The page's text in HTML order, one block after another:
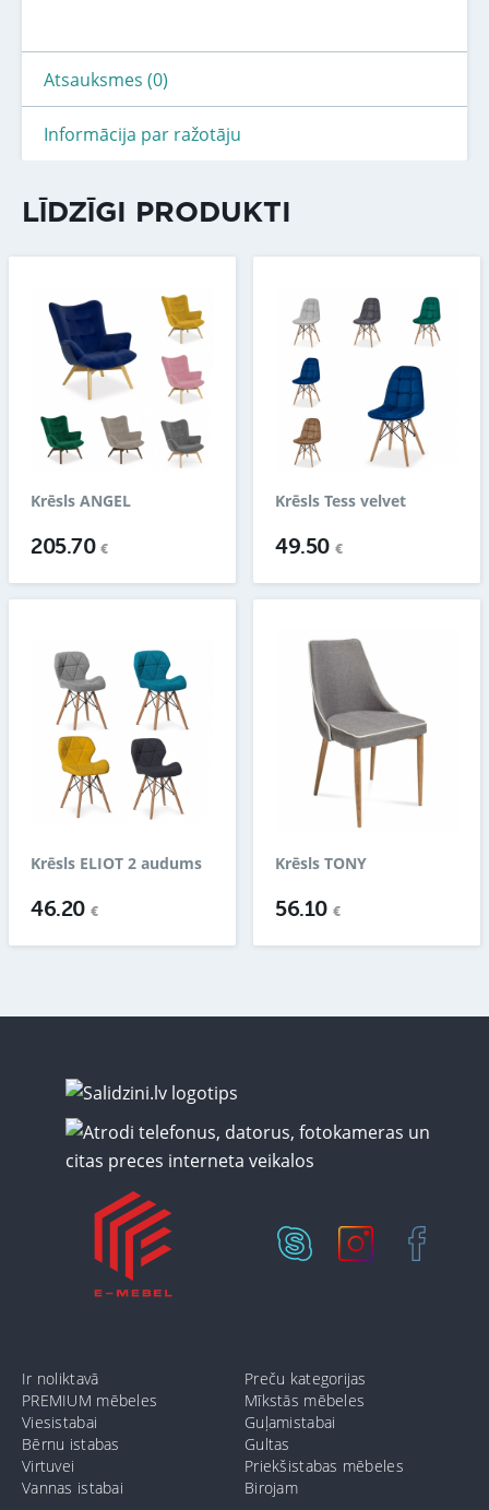
Atsauksmes (0)
Informācija par ražotāju
LĪDZĪGI PRODUKTI
Krēsls ANGEL
205.70€
Krēsls Tess velvet
49.50 €
Krēsls ELIOT 2 audums
46.20 €
Krēsls TONY
56.10 €
Ir noliktavā
Preču kategorijas
PREMIUM mēbeles
Mīkstās mēbeles
Viesistabai
Guļamistabai
Bērnu istabas
Gultas
Virtuvei
Priekšistabas mēbeles
Vannas istabai
Birojam